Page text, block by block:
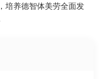
培养德智体美劳全面发